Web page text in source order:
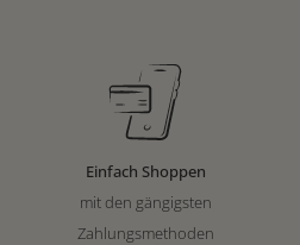
Einfach Shoppen
mit den gängigsten
Zahlungsmethoden